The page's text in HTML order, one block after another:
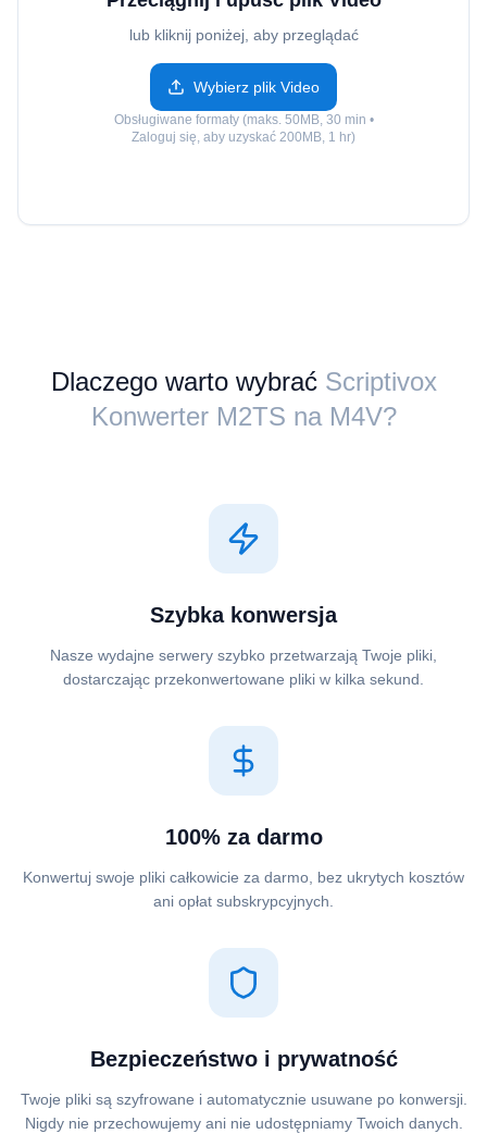
lub kliknij poniżej, aby przeglądać
Wybierz plik Video
Obsługiwane formaty (maks. 50MB, 30 min •
Zaloguj się, aby uzyskać 200MB, 1 hr)
Dlaczego warto wybrać Scriptivox
Konwerter ⁦M2TS⁩ na ⁦M4V⁩?
Szybka konwersja
Nasze wydajne serwery szybko przetwarzają Twoje pliki,
dostarczając przekonwertowane pliki w kilka sekund.
100% za darmo
Konwertuj swoje pliki całkowicie za darmo, bez ukrytych kosztów
ani opłat subskrypcyjnych.
Bezpieczeństwo i prywatność
Twoje pliki są szyfrowane i automatycznie usuwane po konwersji.
Nigdy nie przechowujemy ani nie udostępniamy Twoich danych.